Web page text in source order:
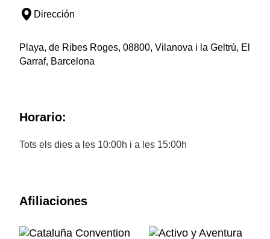
Dirección
Playa, de Ribes Roges, 08800, Vilanova i la Geltrú, El
Garraf, Barcelona
Horario:
Tots els dies a les 10:00h i a les 15:00h
Afiliaciones